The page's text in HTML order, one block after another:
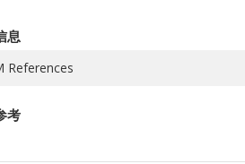
息
References
考